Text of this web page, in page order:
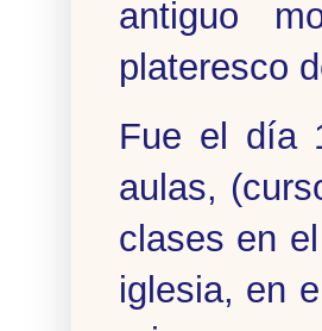
antiguo
plateresco
Fue el día
aulas,
clases en
iglesia, en